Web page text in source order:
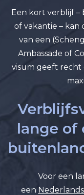
Een kort verblijf –
of vakantie – kan
van een
Ambassade of
visum geeft recht
lange of
Voor een
een